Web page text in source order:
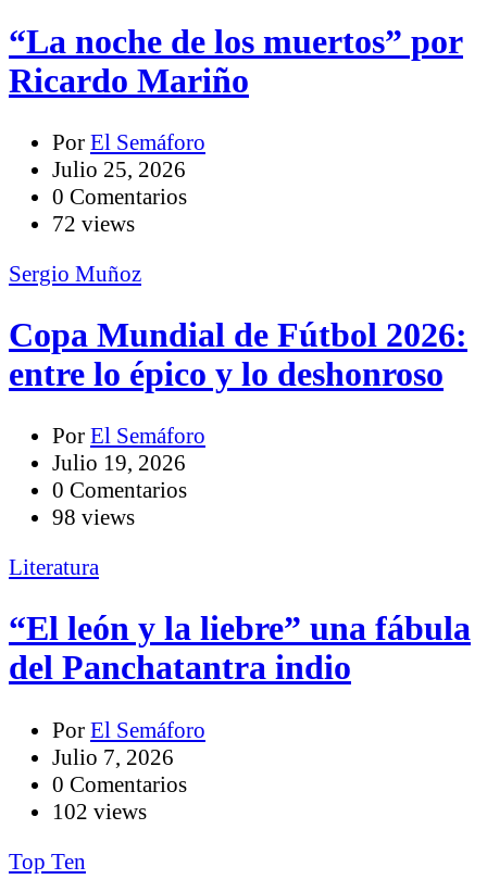
“La noche de los muertos” por
Ricardo Mariño
Por El Semáforo
Julio 25, 2026
0 Comentarios
72 views
Sergio Muñoz
Copa Mundial de Fútbol 2026:
entre lo épico y lo deshonroso
Por El Semáforo
Julio 19, 2026
0 Comentarios
98 views
Literatura
“El león y la liebre” una fábula
del Panchatantra indio
Por El Semáforo
Julio 7, 2026
0 Comentarios
102 views
Top Ten